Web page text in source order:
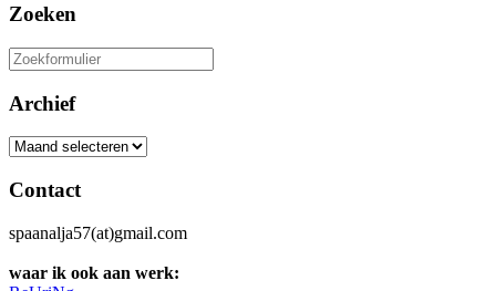
Zoeken
Zoeken
naar:
Archief
Archief
Contact
spaanalja57(at)gmail.com
waar ik ook aan werk: